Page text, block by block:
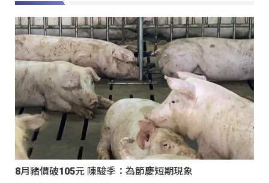
8月豬價破105元 陳駿季：為節慶短期現象